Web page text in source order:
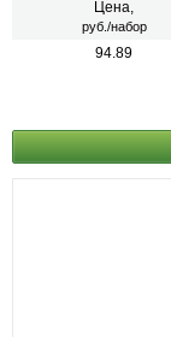
Цена,
руб./набор
94.89